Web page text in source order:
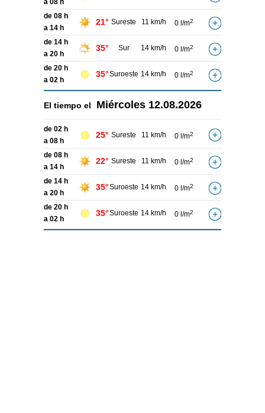
a 08 h
de 08 h
a 14 h
21° Sureste 11 km/h 0 l/m2
de 14 h
a 20 h
35° Sur 14 km/h 0 l/m2
de 20 h
a 02 h
35°Suroeste 14 km/h 0 l/m2
El tiempo el Miércoles 12.08.2026
de 02 h
a 08 h
25° Sureste 11 km/h 0 l/m2
de 08 h
a 14 h
22° Sureste 11 km/h 0 l/m2
de 14 h
a 20 h
35°Suroeste 14 km/h 0 l/m2
de 20 h
a 02 h
35°Suroeste 14 km/h 0 l/m2